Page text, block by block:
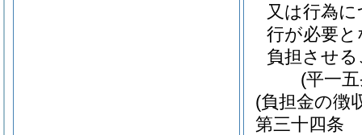
又は行為
行が必要
負担させ
(平一
(負担金の徴
第三十四条